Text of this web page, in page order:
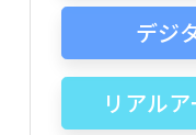
デジ
リアル